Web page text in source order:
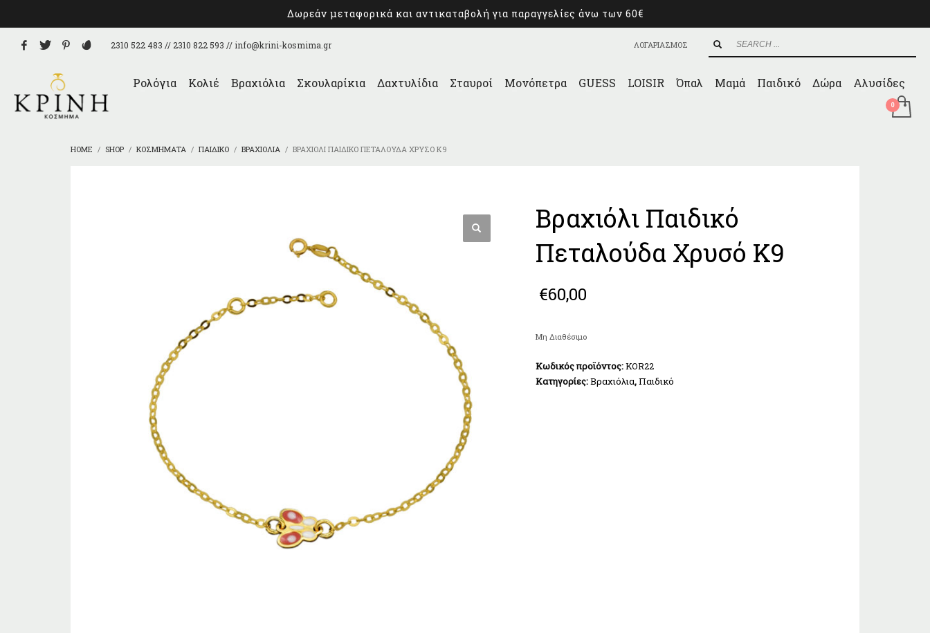
Δωρεάν μεταφορικά και αντικαταβολή για παραγγελίες άνω των 60€
2310 522 483 // 2310 822 593 // info@krini-kosmima.gr ΛΟΓΑΡΙΑΣΜΟΣ
Ρολόγια Κολιέ Βραχιόλια Σκουλαρίκια Δαχτυλίδια Σταυροί Μονόπετρα GUESS LOISIR Όπαλ Μαμά Παιδικό Δώρα Αλυσίδες
HOME SHOP ΚΟΣΜΉΜΑΤΑ ΠΑΙΔΙΚΌ ΒΡΑΧΙΌΛΙΑ ΒΡΑΧΙΌΛΙ ΠΑΙΔΙΚΌ ΠΕΤΑΛΟΎΔΑ ΧΡΥΣΌ Κ9
Βραχιόλι Παιδικό
Πεταλούδα Χρυσό Κ9
€60,00
Μη Διαθέσιμο
Κωδικός προϊόντος:KOR22
Κατηγορίες:Βραχιόλια,Παιδικό